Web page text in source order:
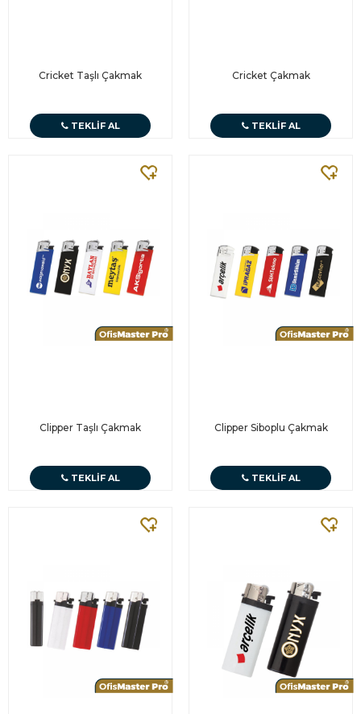
Cricket Taşlı Çakmak
TEKLIF AL
Cricket Çakmak
TEKLIF AL
Clipper Taşlı Çakmak
TEKLIF AL
Clipper Siboplu Çakmak
TEKLIF AL